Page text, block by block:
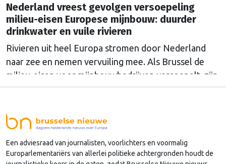
Nederland vreest gevolgen versoepeling
milieu-eisen Europese mijnbouw: duurder
drinkwater en vuile rivieren
Rivieren uit heel Europa stromen door Nederland
naar zee en nemen vervuiling mee. Als Brussel de
milieu-eisen voor mijnbouwbedrijven versoepelt, zijn
Een adviesraad van journalisten, voorlichters en voormalig
Europarlementariërs van allerlei politieke achtergronden houdt de